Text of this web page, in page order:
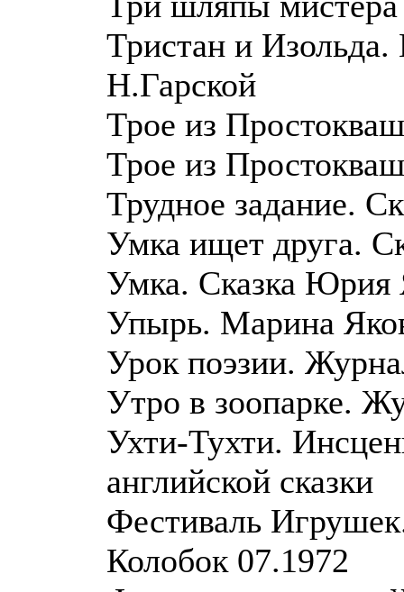
Тристан и
Н.Гарской
Трое из
Трое из
Трудное задание.
Умка ищет друга.
Умка. Сказка Юрия
Упырь. Марина
Урок поэзии.
Утро в зоопарке.
Ухти-Тухти.
английской сказки
Фестиваль
Колобок 07.1972